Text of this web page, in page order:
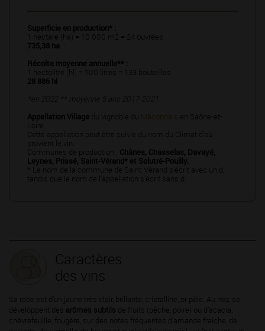
Superficie en production* :
1 hectare (ha) = 10 000 m2 = 24 ouvrées
735,38 ha
Récolte moyenne annuelle** :
1 hectolitre (hl) = 100 litres = 133 bouteilles
28 886 hl
*en 2022 ** moyenne 5 ans 2017-2021
Appellation Village du vignoble du Mâconnais en Saône-et-
Loire.
Cette appellation peut être suivie du nom du Climat d’où
provient le vin.
Communes de production : Chânes, Chasselas, Davayé,
Leynes, Prissé, Saint-Vérand* et Solutré-Pouilly.
* Le nom de la commune de Saint-Vérand s’écrit avec un d,
tandis que le nom de l’appellation s’écrit sans d.
Caractères
des vins
Sa robe est d’un jaune très clair, brillante, cristalline, or pâle. Au nez, se
développent des arômes subtils de fruits (pêche, poire) ou d’acacia,
chèvrefeuille, fougère, sur des notes fréquentes d’amande fraîche, de